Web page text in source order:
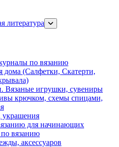
литература
по вязанию
дома (Салфетки, Скатерти,
Вязаные игрушки, сувениры
крючком, схемы спицами,
украшения
для начинающих
вязанию
аксессуаров